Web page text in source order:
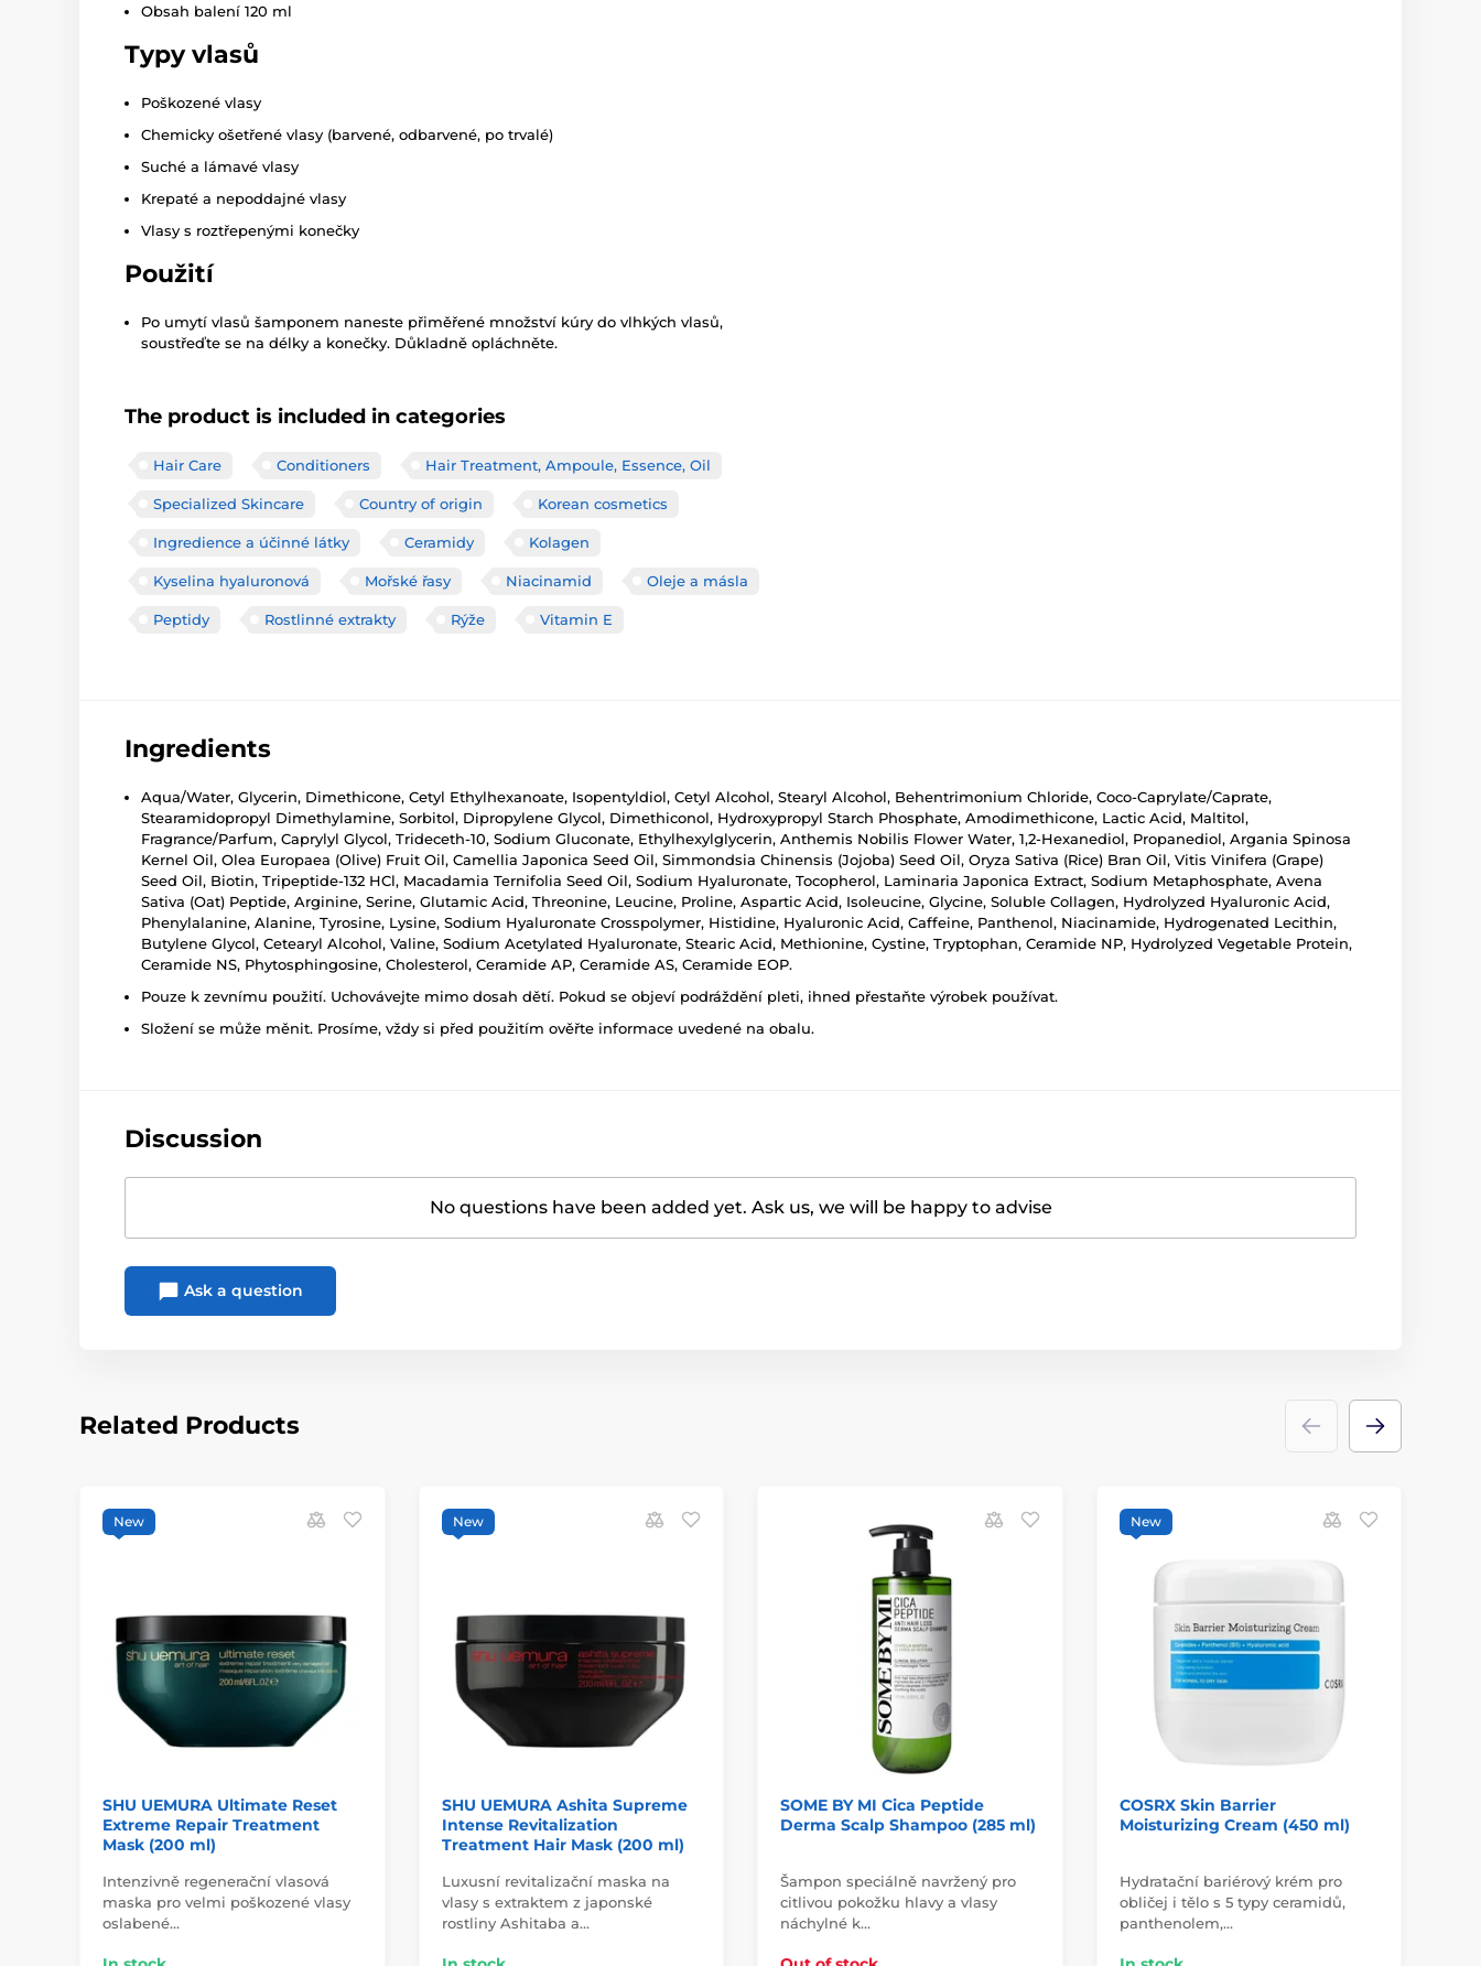
Obsah balení 120 ml
Typy vlasů
Poškozené vlasy
Chemicky ošetřené vlasy (barvené, odbarvené, po trvalé)
Suché a lámavé vlasy
Krepaté a nepoddajné vlasy
Vlasy s roztřepenými konečky
Použití
Po umytí vlasů šamponem naneste přiměřené množství kúry do vlhkých vlasů,
soustřeďte se na délky a konečky. Důkladně opláchněte.
The product is included in categories
Hair Care Conditioners Hair Treatment, Ampoule, Essence, Oil
Specialized Skincare Country of origin Korean cosmetics
Ingredience a účinné látky Ceramidy Kolagen
Kyselina hyaluronová Mořské řasy Niacinamid Oleje a másla
Peptidy Rostlinné extrakty Rýže Vitamin E
Ingredients
Aqua/Water, Glycerin, Dimethicone, Cetyl Ethylhexanoate, Isopentyldiol, Cetyl Alcohol, Stearyl Alcohol, Behentrimonium Chloride, Coco-Caprylate/Caprate,
Stearamidopropyl Dimethylamine, Sorbitol, Dipropylene Glycol, Dimethiconol, Hydroxypropyl Starch Phosphate, Amodimethicone, Lactic Acid, Maltitol,
Fragrance/Parfum, Caprylyl Glycol, Trideceth-10, Sodium Gluconate, Ethylhexylglycerin, Anthemis Nobilis Flower Water, 1,2-Hexanediol, Propanediol, Argania Spinosa
Kernel Oil, Olea Europaea (Olive) Fruit Oil, Camellia Japonica Seed Oil, Simmondsia Chinensis (Jojoba) Seed Oil, Oryza Sativa (Rice) Bran Oil, Vitis Vinifera (Grape)
Seed Oil, Biotin, Tripeptide-132 HCl, Macadamia Ternifolia Seed Oil, Sodium Hyaluronate, Tocopherol, Laminaria Japonica Extract, Sodium Metaphosphate, Avena
Sativa (Oat) Peptide, Arginine, Serine, Glutamic Acid, Threonine, Leucine, Proline, Aspartic Acid, Isoleucine, Glycine, Soluble Collagen, Hydrolyzed Hyaluronic Acid,
Phenylalanine, Alanine, Tyrosine, Lysine, Sodium Hyaluronate Crosspolymer, Histidine, Hyaluronic Acid, Caffeine, Panthenol, Niacinamide, Hydrogenated Lecithin,
Butylene Glycol, Cetearyl Alcohol, Valine, Sodium Acetylated Hyaluronate, Stearic Acid, Methionine, Cystine, Tryptophan, Ceramide NP, Hydrolyzed Vegetable Protein,
Ceramide NS, Phytosphingosine, Cholesterol, Ceramide AP, Ceramide AS, Ceramide EOP.
Pouze k zevnímu použití. Uchovávejte mimo dosah dětí. Pokud se objeví podráždění pleti, ihned přestaňte výrobek používat.
Složení se může měnit. Prosíme, vždy si před použitím ověřte informace uvedené na obalu.
Discussion
No questions have been added yet. Ask us, we will be happy to advise
Ask a question
Related Products
New
SHU UEMURA Ultimate Reset
Extreme Repair Treatment
Mask (200 ml)
Intenzivně regenerační vlasová
maska pro velmi poškozené vlasy
oslabené…
New
SHU UEMURA Ashita Supreme
Intense Revitalization
Treatment Hair Mask (200 ml)
Luxusní revitalizační maska na
vlasy s extraktem z japonské
rostliny Ashitaba a…
SOME BY MI Cica Peptide
Derma Scalp Shampoo (285 ml)
Šampon speciálně navržený pro
citlivou pokožku hlavy a vlasy
náchylné k…
New
COSRX Skin Barrier
Moisturizing Cream (450 ml)
Hydratační bariérový krém pro
obličej i tělo s 5 typy ceramidů,
panthenolem,…